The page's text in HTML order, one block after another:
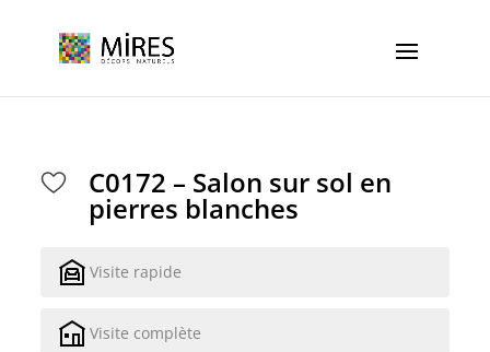
C0172 – Salon sur sol en
pierres blanches
Visite rapide
Visite complète